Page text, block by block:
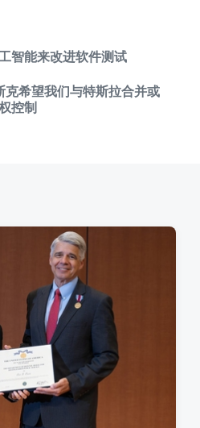
智能来改进软件测试
克希望我们与特斯拉合并或
控制